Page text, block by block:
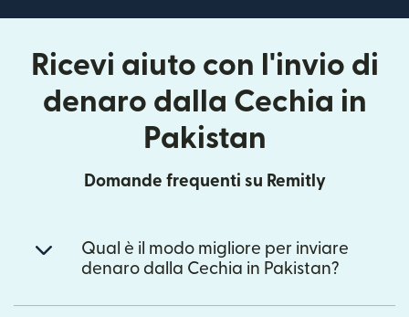
Ricevi aiuto con l'invio di
denaro dalla Cechia in
Pakistan
Domande frequenti su Remitly
Qual è il modo migliore per inviare
denaro dalla Cechia in Pakistan?